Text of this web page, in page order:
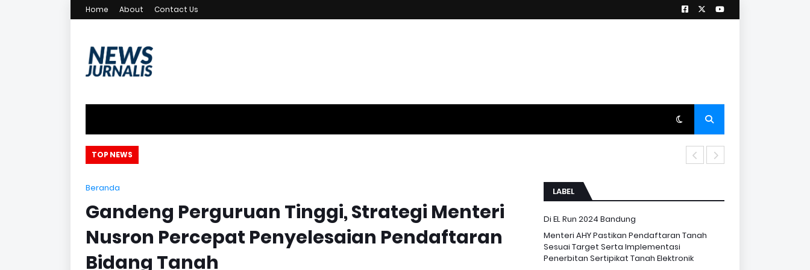
Home About Contact Us
TOP NEWS
Beranda
Gandeng Perguruan Tinggi, Strategi Menteri
Nusron Percepat Penyelesaian Pendaftaran
Bidang Tanah
LABEL
Di EL Run 2024 Bandung
Menteri AHY Pastikan Pendaftaran Tanah
Sesuai Target Serta Implementasi
Penerbitan Sertipikat Tanah Elektronik